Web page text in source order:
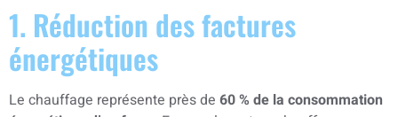
1. Réduction des factures
énergétiques
Le chauffage représente près de 60 % de la consommation